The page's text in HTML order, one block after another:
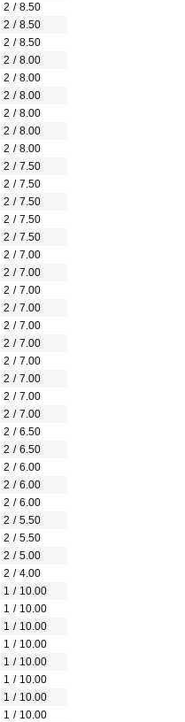
2 / 8.50
2 / 8.50
2 / 8.50
2 / 8.00
2 / 8.00
2 / 8.00
2 / 8.00
2 / 8.00
2 / 8.00
2 / 7.50
2 / 7.50
2 / 7.50
2 / 7.50
2 / 7.50
2 / 7.00
2 / 7.00
2 / 7.00
2 / 7.00
2 / 7.00
2 / 7.00
2 / 7.00
2 / 7.00
2 / 7.00
2 / 7.00
2 / 6.50
2 / 6.50
2 / 6.00
2 / 6.00
2 / 6.00
2 / 5.50
2 / 5.50
2 / 5.00
2 / 4.00
1 / 10.00
1 / 10.00
1 / 10.00
1 / 10.00
1 / 10.00
1 / 10.00
1 / 10.00
1 / 10.00